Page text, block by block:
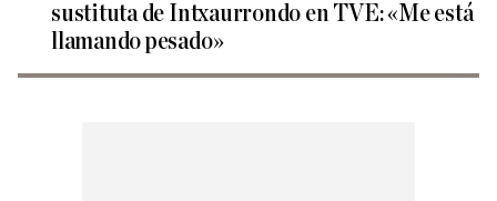
sustituta de Intxaurrondo en TVE: «Me está
llamando pesado»